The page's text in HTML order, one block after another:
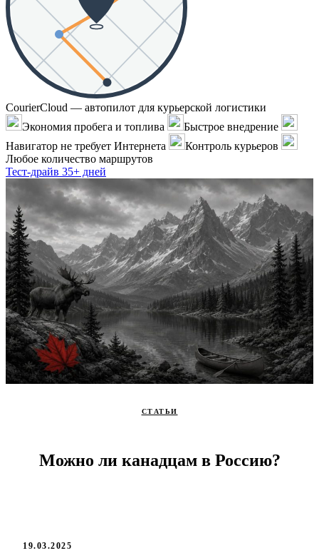
CourierCloud — автопилот для курьерской логистики
Экономия пробега и топлива
Быстрое внедрение
Навигатор не требует Интернета
Контроль курьеров
Любое количество маршрутов
Тест-драйв 35+ дней
СТАТЬИ
Можно ли канадцам в Россию?
19.03.2025